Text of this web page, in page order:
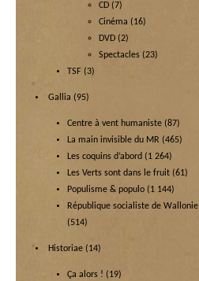
CD (7)
Cinéma (16)
DVD (2)
Spectacles (23)
TSF (3)
Gallia (95)
Centre à vent humaniste (87)
La main invisible du MR (465)
Les coquins d’abord (1 264)
Les Verts sont dans le fruit (61)
Populisme & populo (1 144)
République socialiste de Wallonie
(514)
Historiae (14)
Ça alors ! (19)